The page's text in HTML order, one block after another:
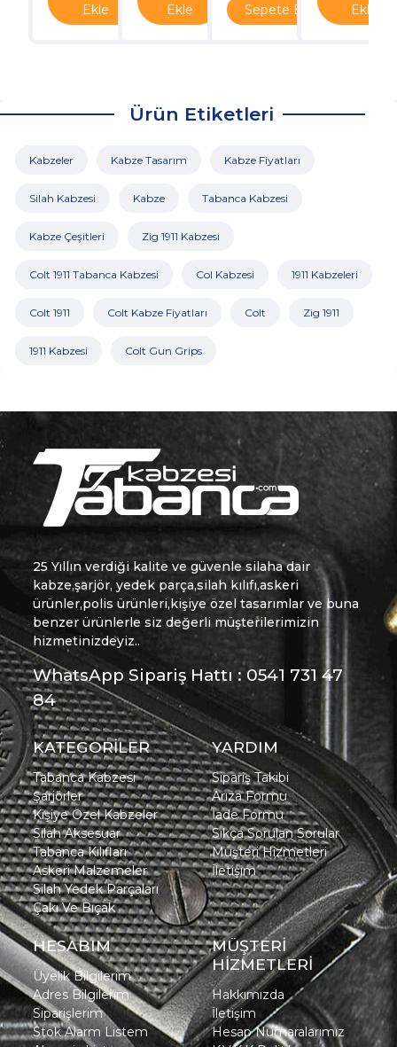
Ekle
Ekle
Sepete Ekle
Ekle
Ürün Etiketleri
Kabzeler Kabze Tasarım Kabze Fiyatları
Silah Kabzesi Kabze Tabanca Kabzesi
Kabze Çeşitleri Zig 1911 Kabzesi
Colt 1911 Tabanca Kabzesi Col Kabzesi 1911 Kabzeleri
Colt 1911 Colt Kabze Fiyatları Colt Zig 1911
1911 Kabzesi Colt Gun Grips
25 Yıllın verdiği kalite ve güvenle silaha dair
kabze,şarjör, yedek parça,silah kılıfı,askeri
ürünler,polis ürünleri,kişiye özel tasarımlar ve buna
benzer ürünlerle siz değerli müşterilerimizin
hizmetinizdeyiz..
WhatsApp Sipariş Hattı : 0541 731 47
84
KATEGORİLER
Tabanca Kabzesi
Şarjörler
Kişiye Özel Kabzeler
Silah Aksesuar
Tabanca Kılıfları
Askeri Malzemeler
Silah Yedek Parçaları
Çakı Ve Bıçak
YARDIM
Sipariş Takibi
Arıza Formu
İade Formu
Sıkça Sorulan Sorular
Müşteri Hizmetleri
İletişim
HESABIM
Üyelik Bilgilerim
Adres Bilgilerim
Siparişlerim
Stok Alarm Listem
MÜŞTERİ
HİZMETLERİ
Hakkımızda
İletişim
Hesap Numaralarımız